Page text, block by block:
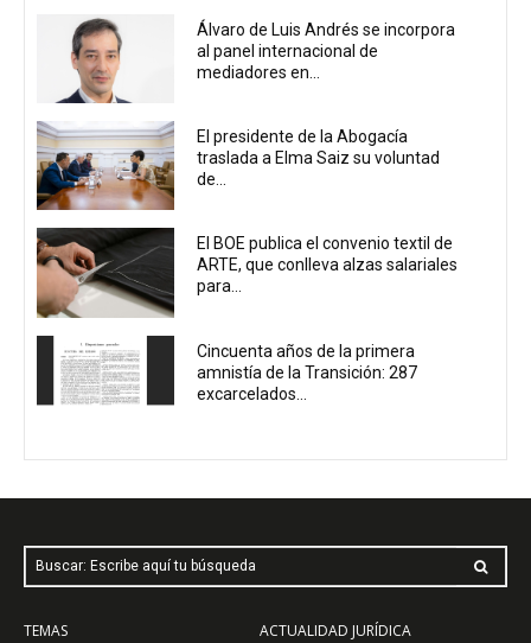
Álvaro de Luis Andrés se incorpora
al panel internacional de
mediadores en...
El presidente de la Abogacía
traslada a Elma Saiz su voluntad
de...
El BOE publica el convenio textil de
ARTE, que conlleva alzas salariales
para...
Cincuenta años de la primera
amnistía de la Transición: 287
excarcelados...
Buscar: Escribe aquí tu búsqueda
TEMAS
ACTUALIDAD JURÍDICA